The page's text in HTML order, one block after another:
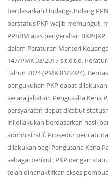
berdasarkan Undang-Undang
berstatus PKP wajib memungut,
PPnBM atas penyerahan BKP/
dalam Peraturan Menteri
147/PMK.03/2017 s.t.d.t.d.
Tahun 2024 (PMK 81/2024).
pengukuhan PKP dapat
secara jabatan. Pengusaha Kena
persyaratan dapat dicabut
ini dilakukan berdasarkan hasil
administratif. Prosedur
dilakukan bagi Pengusaha Kena
sebagai berikut: PKP dengan
telah dinonaktifkan akses